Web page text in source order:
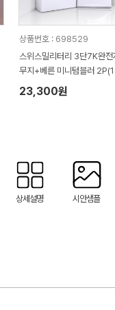
상품번호 : 698529
스위스밀리터리 3단7K완전
무지+베른 미니텀블러
ml) 세트
23,300원
상세설명 시안샘플